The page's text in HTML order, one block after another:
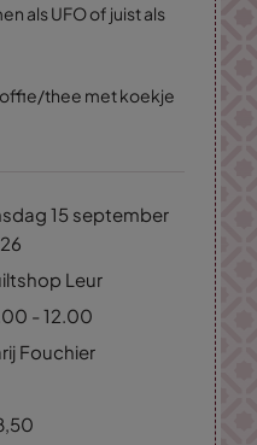
als UFO of juist als
thee met koekje
15 september
Leur
- 12.00
Fouchier
50